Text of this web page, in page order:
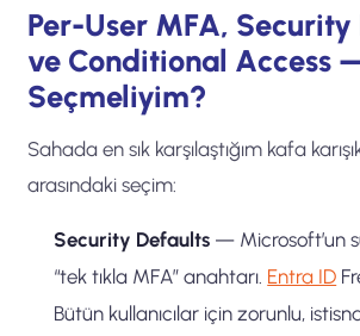
Per-User MFA,
ve Conditional Access
Seçmeliyim?
Sahada en sık karşılaştığım kafa
arasındaki seçim:
Security Defaults — Microsoft’un
“tek tıkla MFA” anahtarı. Entra ID
Bütün kullanıcılar için zorunlu,